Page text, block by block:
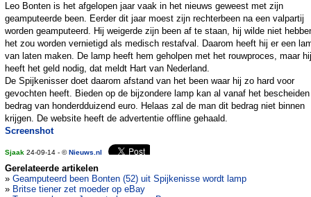
Leo Bonten is het afgelopen jaar vaak in het nieuws geweest met zijn
geamputeerde been. Eerder dit jaar moest zijn rechterbeen na een valpartij
worden geamputeerd. Hij weigerde zijn been af te staan, hij wilde niet
het zou worden vernietigd als medisch restafval. Daarom heeft hij er een
van laten maken. De lamp heeft hem geholpen met het rouwproces, maar hij
heeft het geld nodig, dat meldt Hart van Nederland.
De Spijkenisser doet daarom afstand van het been waar hij zo hard voor
gevochten heeft. Bieden op de bijzondere lamp kan al vanaf het bescheiden
bedrag van honderdduizend euro. Helaas zal de man dit bedrag niet binnen
krijgen. De website heeft de advertentie offline gehaald.
Screenshot
Sjaak 24-09-14 - ©Nieuws.nl
Gerelateerde artikelen
» Geamputeerd been Bonten (52) uit Spijkenisse wordt lamp
» Britse tiener zet moeder op eBay